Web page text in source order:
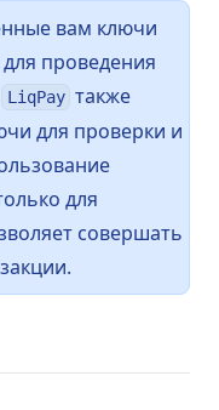
вам ключи
проведения
LiqPay также
для проверки и
для
совершать